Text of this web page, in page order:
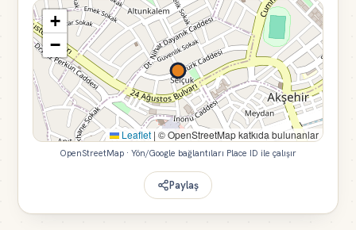
+
−
Leaflet | © OpenStreetMap katkıda bulunanlar
OpenStreetMap · Yön/Google bağlantıları Place ID ile çalışır
Paylaş